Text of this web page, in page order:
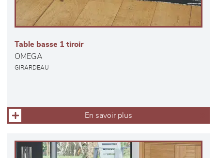
Table basse 1 tiroir
OMEGA
GIRARDEAU
En savoir plus